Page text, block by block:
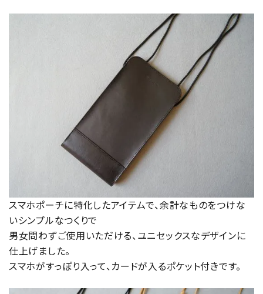
スマホポーチに特化したアイテムで、余計なものをつけな
いシンプルなつくりで
男女問わずご使用いただける、ユニセックスなデザインに
仕上げました。
スマホがすっぽり入って、カードが入るポケット付きです。